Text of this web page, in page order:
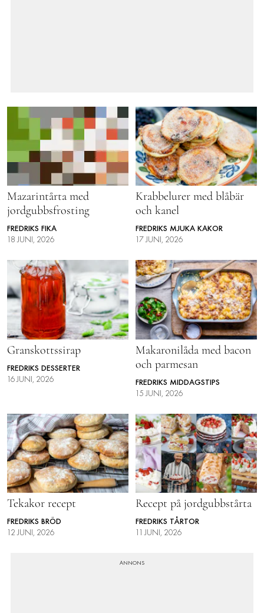
Mazarintårta med
jordgubbsfrosting
FREDRIKS FIKA
18 JUNI, 2026
Krabbelurer med blåbär
och kanel
FREDRIKS MJUKA KAKOR
17 JUNI, 2026
Granskottssirap
FREDRIKS DESSERTER
16 JUNI, 2026
Makaronilåda med bacon
och parmesan
FREDRIKS MIDDAGSTIPS
15 JUNI, 2026
Tekakor recept
FREDRIKS BRÖD
12 JUNI, 2026
Recept på jordgubbstårta
FREDRIKS TÅRTOR
11 JUNI, 2026